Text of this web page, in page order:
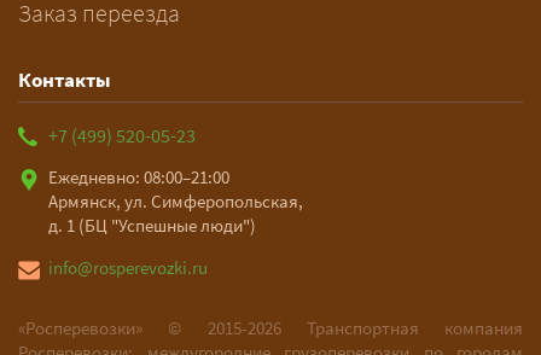
Заказ переезда
Контакты
+7 (499) 520-05-23
Ежедневно: 08:00–21:00
Армянск, ул. Симферопольская,
д. 1 (БЦ "Успешные люди")
info@rosperevozki.ru
«Росперевозки» © 2015-2026
Транспортная компания